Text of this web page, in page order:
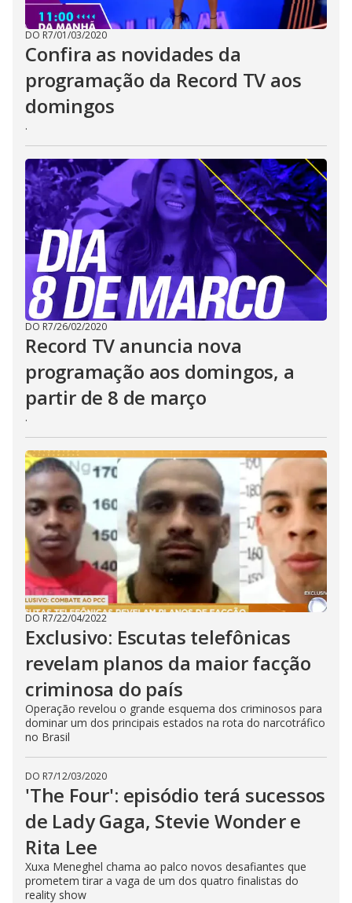
DO R7/01/03/2020
Confira as novidades da
programação da Record TV aos
domingos
.
DO R7/26/02/2020
Record TV anuncia nova
programação aos domingos, a
partir de 8 de março
.
DO R7/22/04/2022
Exclusivo: Escutas telefônicas
revelam planos da maior facção
criminosa do país
Operação revelou o grande esquema dos criminosos para
dominar um dos principais estados na rota do narcotráfico
no Brasil
DO R7/12/03/2020
'The Four': episódio terá sucessos
de Lady Gaga, Stevie Wonder e
Rita Lee
Xuxa Meneghel chama ao palco novos desafiantes que
prometem tirar a vaga de um dos quatro finalistas do
reality show